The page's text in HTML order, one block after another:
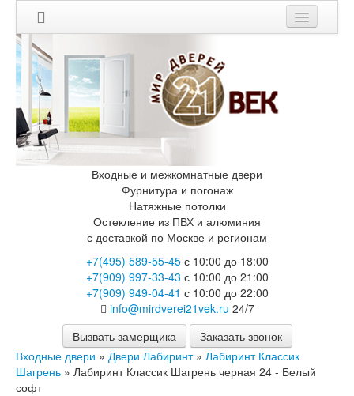
Корзина
Каталог
Входные двери
Двери с терморазрывом для улицы
Противопожарные двери
Двери Бункер
Двери Лекс
Двери Термодор
Арктика
Монолит
Стайл
Термо
Термо Лацио
Флагман
Электрозамок Смарт
Заводские двери
Двери Лабиринт
Лабиринт Аляска Лайт
Входные и межкомнатные двери
Фурнитура и погонаж
Натяжные потолки
Остекление из ПВХ и алюминия
с доставкой по Москве и регионам
+7(495) 589-55-45с 10:00 до 18:00
+7(909) 997-33-43 с 10:00 до 21:00
+7(909) 949-04-41 с 10:00 до 22:00
info@mirdverei21vek.ru 24/7
Вызвать замерщика
Заказать звонок
Входные двери » Двери Лабиринт» Лабиринт Классик
Шагрень » Лабиринт Классик Шагрень черная 24 - Белый
софт